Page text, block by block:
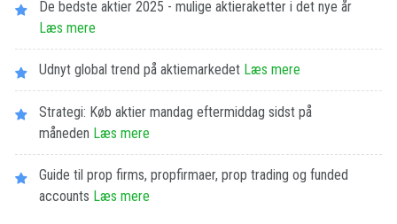
De bedste aktier 2025 - mulige aktieraketter i det nye år
Læs mere
Udnyt global trend på aktiemarkedet Læs mere
Strategi: Køb aktier mandag eftermiddag sidst på
måneden Læs mere
Guide til prop firms, propfirmaer, prop trading og funded
accounts Læs mere